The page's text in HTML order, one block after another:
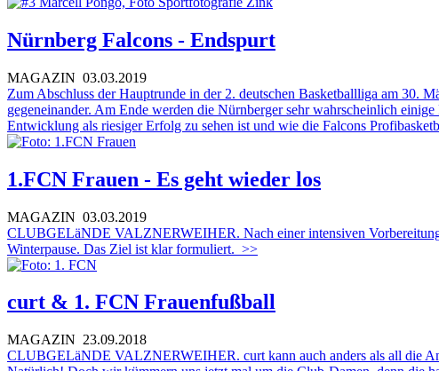
Nürnberg Falcons - Endspurt
MAGAZIN 03.03.2019
Zum Abschluss der Hauptrunde in der 2. deutschen Basketballliga am 30.
gegeneinander. Am Ende werden die Nürnberger sehr wahrscheinlich
Entwicklung als riesiger Erfolg zu sehen ist und wie die Falcons
1.FCN Frauen - Es geht wieder los
MAGAZIN 03.03.2019
CLUBGELäNDE VALZNERWEIHER. Nach einer intensiven
Winterpause. Das Ziel ist klar formuliert. >>
curt & 1. FCN Frauenfußball
MAGAZIN 23.09.2018
CLUBGELäNDE VALZNERWEIHER. curt kann auch anders als all die